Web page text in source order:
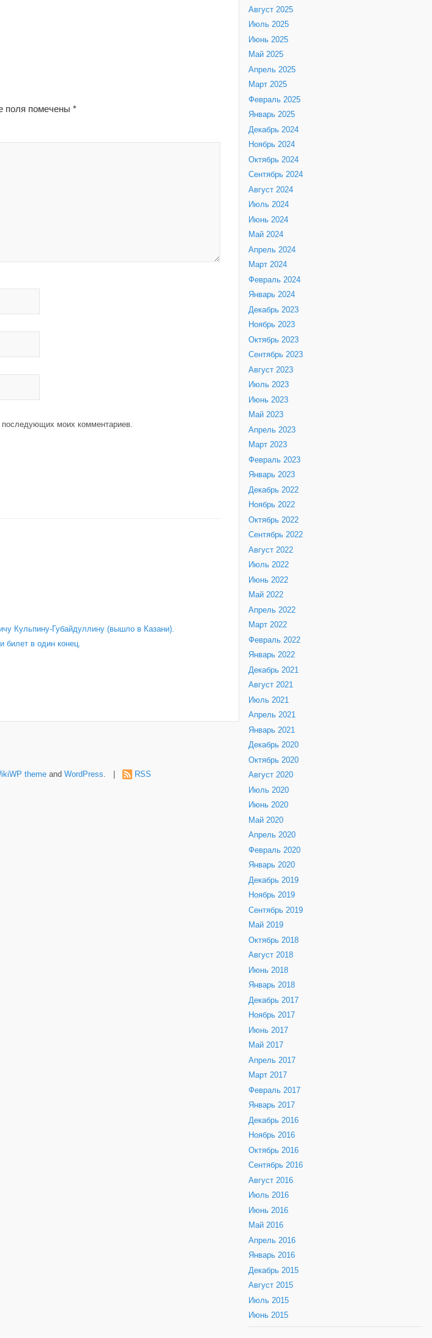
поля помечены *
моих комментариев.
Кульпину-Губайдуллину (вышло в Казани).
билет в один конец.
Август 2025
Июль 2025
Июнь 2025
Май 2025
Апрель 2025
Март 2025
Февраль 2025
Январь 2025
Декабрь 2024
Ноябрь 2024
Октябрь 2024
Сентябрь 2024
Август 2024
Июль 2024
Июнь 2024
Май 2024
Апрель 2024
Март 2024
Февраль 2024
Январь 2024
Декабрь 2023
Ноябрь 2023
Октябрь 2023
Сентябрь 2023
Август 2023
Июль 2023
Июнь 2023
Май 2023
Апрель 2023
Март 2023
Февраль 2023
Январь 2023
Декабрь 2022
Ноябрь 2022
Октябрь 2022
Сентябрь 2022
Август 2022
Июль 2022
Июнь 2022
Май 2022
Апрель 2022
Март 2022
Февраль 2022
Январь 2022
Декабрь 2021
Август 2021
Июль 2021
Апрель 2021
Январь 2021
Декабрь 2020
Октябрь 2020
Август 2020
Июль 2020
Июнь 2020
Май 2020
Апрель 2020
Февраль 2020
Январь 2020
Декабрь 2019
Ноябрь 2019
Сентябрь 2019
Май 2019
Октябрь 2018
Август 2018
Июнь 2018
Январь 2018
Декабрь 2017
Ноябрь 2017
Июнь 2017
Май 2017
Апрель 2017
Март 2017
Февраль 2017
Январь 2017
Декабрь 2016
Ноябрь 2016
Октябрь 2016
Сентябрь 2016
Август 2016
Июль 2016
Июнь 2016
Май 2016
Апрель 2016
Январь 2016
Декабрь 2015
Август 2015
Июль 2015
Июнь 2015
themeand WordPress RSS